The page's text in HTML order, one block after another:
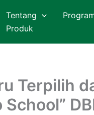
Tentang
Produk
Terpilih
School”